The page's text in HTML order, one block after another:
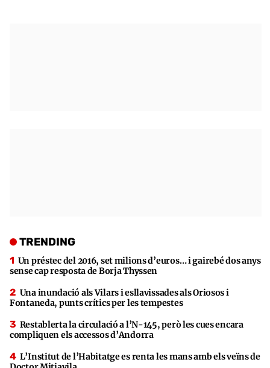
TRENDING
Un préstec del 2016, set milions d’euros… i gairebé dos anys
sense cap resposta de Borja Thyssen
Una inundació als Vilars i esllavissades als Oriosos i
Fontaneda, punts crítics per les tempestes
Restablerta la circulació a l’N-145, però les cues encara
compliquen els accessos d’Andorra
L’Institut de l’Habitatge es renta les mans amb els veïns de